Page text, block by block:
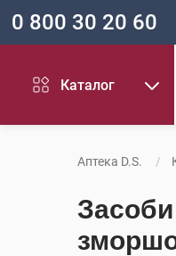
0 800 30 20 60
Каталог
Аптека D.S.
Засоби